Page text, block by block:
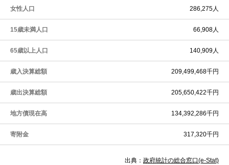
女性人口 286,275人
15歳未満人口 66,908人
65歳以上人口 140,909人
歳入決算総額 209,499,468千円
歳出決算総額 205,650,422千円
地方債現在高 134,392,286千円
寄附金 317,320千円
出典： 政府統計の総合窓口(e-Stat)